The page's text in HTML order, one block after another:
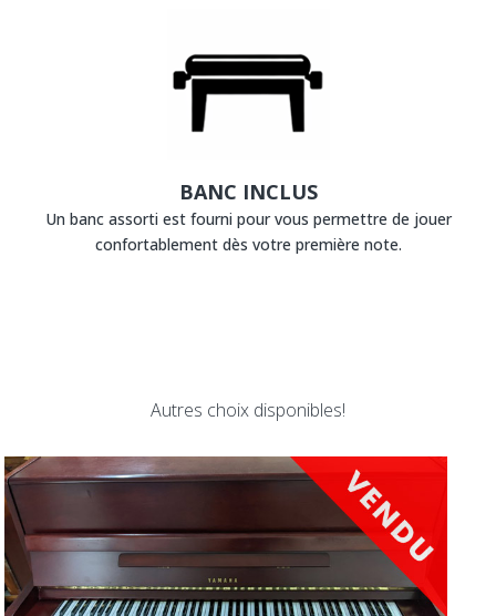
BANC INCLUS
Un banc assorti est fourni pour vous permettre de jouer
confortablement dès votre première note.
Autres choix disponibles!